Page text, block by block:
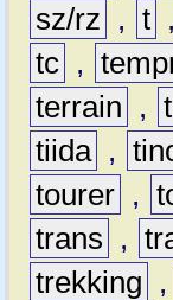
sz/rz
, t ,
tc ,
terrain
,
tiida ,
tourer ,
trans
,
trekking
,